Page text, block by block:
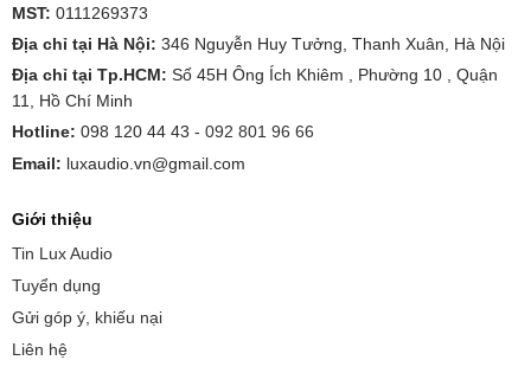
MST: 0111269373
Địa chỉ tại Hà Nội: 346 Nguyễn Huy Tưởng, Thanh Xuân, Hà Nội
Địa chỉ tại Tp.HCM: Số 45H Ông Ích Khiêm , Phường 10 , Quận
11, Hồ Chí Minh
Hotline: 098 120 44 43 - 092 801 96 66
Email: luxaudio.vn@gmail.com
Giới thiệu
Tin Lux Audio
Tuyển dụng
Gửi góp ý, khiếu nại
Liên hệ